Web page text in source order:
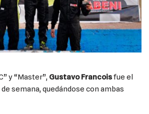
y “Master”, Gustavo Francoisfue el
semana, quedándose con ambas